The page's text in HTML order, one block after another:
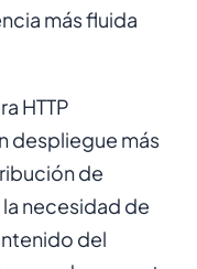
más fluida
HTTP
despliegue más
de
necesidad de
del